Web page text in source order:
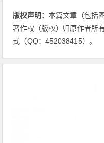
版权声明：本篇文章（包括
著作权（版权）归原作者所
式（QQ：452038415）。